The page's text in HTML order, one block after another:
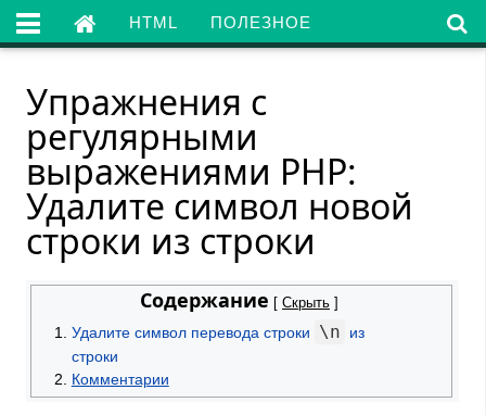
HTML ПОЛЕЗНОЕ 
Упражнения с
регулярными
выражениями PHP:
Удалите символ новой
строки из строки
Содержание [ Скрыть ]
Удалите символ перевода строки \n
из
строки
Комментарии